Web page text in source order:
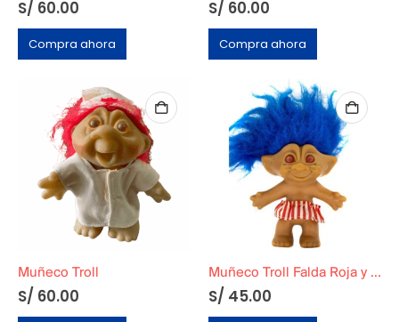
S/ 60.00
Compra ahora
S/ 60.00
Compra ahora
Muñeco Troll
S/ 60.00
Muñeco Troll Falda Roja y Blanca Marca Russ
S/ 45.00